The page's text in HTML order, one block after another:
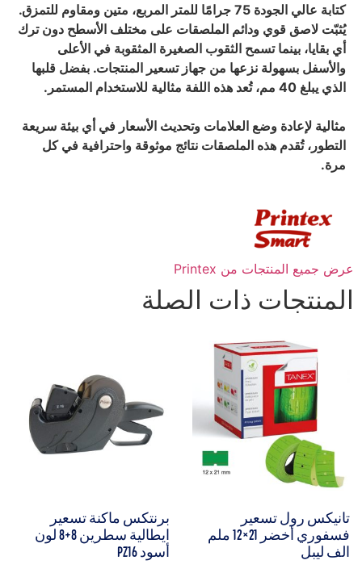
كتابة عالي الجودة 75 جرامًا للمتر المربع، متين ومقاوم للتمزق.
يُثبّت لاصق قوي ودائم الملصقات على مختلف الأسطح دون ترك
أي بقايا، بينما تسمح الثقوب الصغيرة المثقوبة في الأعلى
والأسفل بسهولة نزعها من جهاز تسعير المنتجات. بفضل قلبها
الذي يبلغ 40 مم، تُعد هذه اللفة مثالية للاستخدام المستمر.
مثالية لإعادة وضع العلامات وتحديث الأسعار في أي بيئة سريعة
التطور، تُقدم هذه الملصقات نتائج موثوقة واحترافية في كل
مرة.
عرض جميع المنتجات من Printex
المنتجات ذات الصلة
تانيكس رول تسعير
فسفوري أخضر 21×12 ملم
الف ليبل
برنتكس ماكنة تسعير
ايطالية سطرين 8+8 لون
أسود PZ16